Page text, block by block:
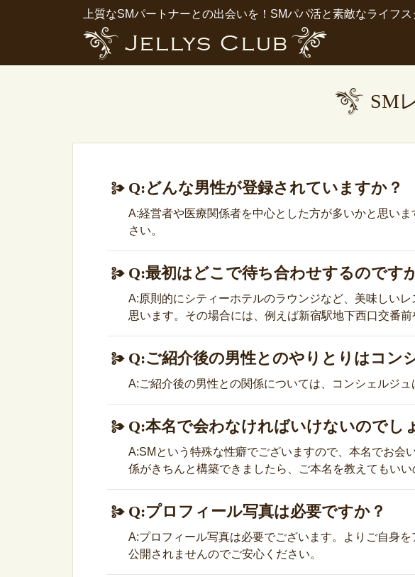
上質なSMパートナーとの出会いを！SMパパ活と素敵なライフス
SM
Q:どんな男性が登録されていますか？
A:経営者や医療関係者を中心とした方が多いかと思い
さい。
Q:最初はどこで待ち合わせするのです
A:原則的にシティーホテルのラウンジなど、美味しい
思います。その場合には、例えば新宿駅地下西口交番
Q:ご紹介後の男性とのやりとりはコン
A:ご紹介後の男性との関係については、コンシェルジ
Q:本名で会わなければいけないのでし
A:SMという特殊な性癖でございますので、本名でお会
係がきちんと構築できましたら、ご本名を教えてもい
Q:プロフィール写真は必要ですか？
A:プロフィール写真は必要でございます。よりご自身
公開されませんのでご安心ください。